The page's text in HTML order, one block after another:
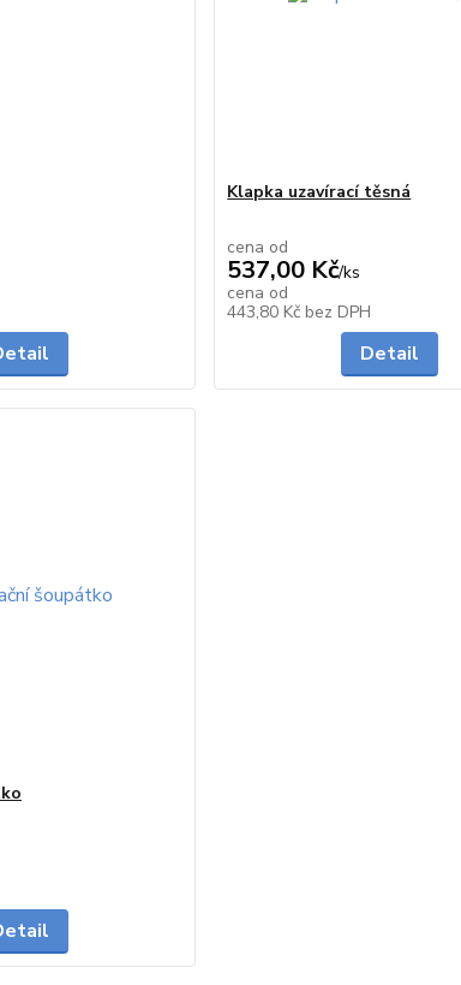
Klapka uzavírací těsná
cena od
537,00 Kč/ks
cena od
443,80 Kč bez DPH
Detail